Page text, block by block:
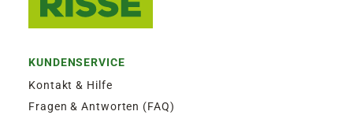
KUNDENSERVICE
Kontakt & Hilfe
Fragen & Antworten (FAQ)